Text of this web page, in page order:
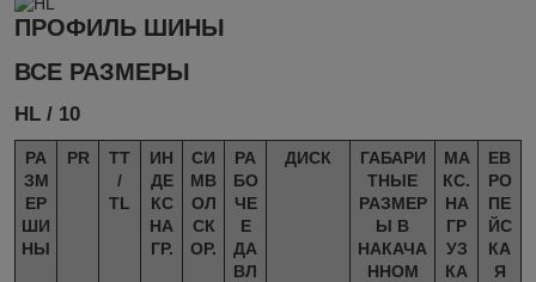
ПРОФИЛЬ ШИНЫ
ВСЕ РАЗМЕРЫ
HL / 10
РА
ЗМ
ЕР
ШИ
НЫ
PR
TT
/
TL
ИН
ДЕ
КС
НА
ГР.
СИ
МВ
ОЛ
СК
ОР.
РА
БО
ЧЕ
Е
ДА
ВЛ
ДИСК
ГАБАРИ
ТНЫЕ
РАЗМЕР
Ы В
НАКАЧА
ННОМ
МА
КС.
НА
ГР
УЗ
КА
ЕВ
РО
ПЕ
ЙС
КА
Я